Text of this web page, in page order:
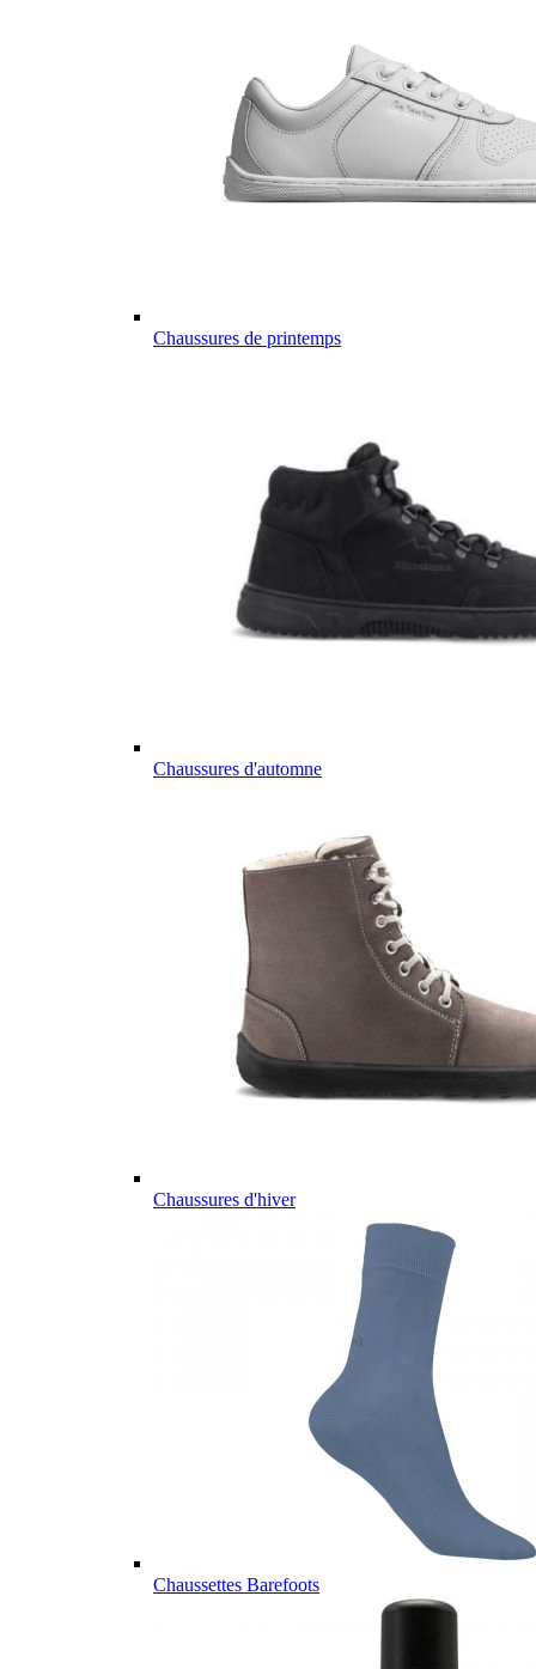
Chaussures de printemps
Chaussures d'automne
Chaussures d'hiver
Chaussettes Barefoots